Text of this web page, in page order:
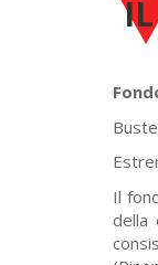
Il
della